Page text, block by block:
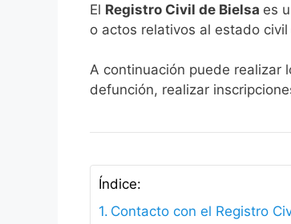
El Registro Civil de Bielsa es
o actos relativos al estado
A continuación puede realizar
defunción, realizar
Índice:
Contacto con el Registro